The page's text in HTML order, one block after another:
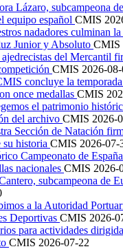
Lázaro, subcampeona
equipo español CMIS
nadadores culminan
Junior y Absoluto CMIS
del Mercantil
CMIS 2026-
concluye la
once medallas CMIS
el patrimonio
del archivo CMIS 2026-
Sección de Natación
su historia CMIS 2026-07-
Campeonato de
nacionales CMIS 2026-
subcampeona de
a la Autoridad
Deportivas CMIS 2026-
para actividades
CMIS 2026-07-22